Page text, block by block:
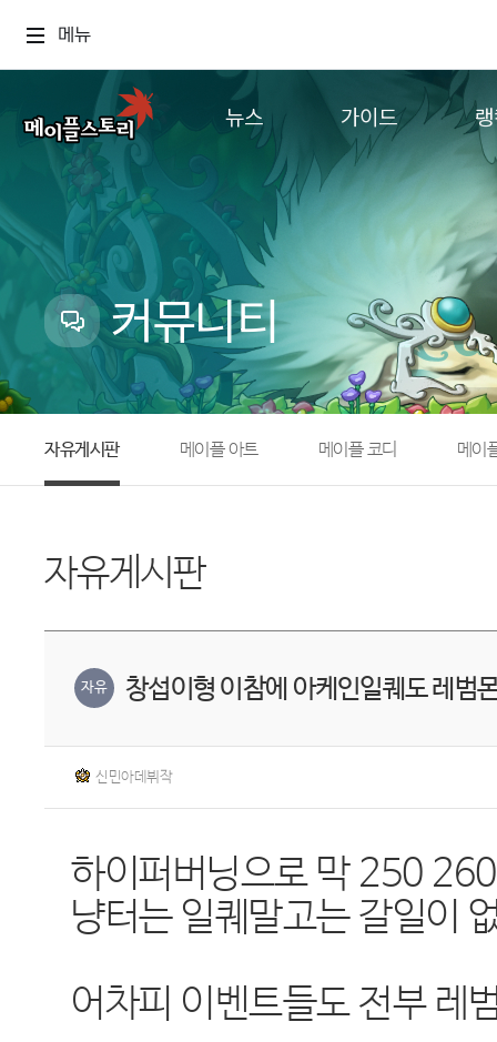
메뉴
뉴스
업데이트
이벤트
캐시샵 공지
메이플 알림판
with maple
가이드
추가정보
컨텐
커뮤니티
자유게시판 메이플 아트 메이플 코디 메이
자유게시판
자유 창섭이형 이참에 아케인일퀘도 레범
신민아데뷔작
하이퍼버닝으로 막 250
냥터는 일퀘말고는 갈일이
어차피 이벤트들도 전부